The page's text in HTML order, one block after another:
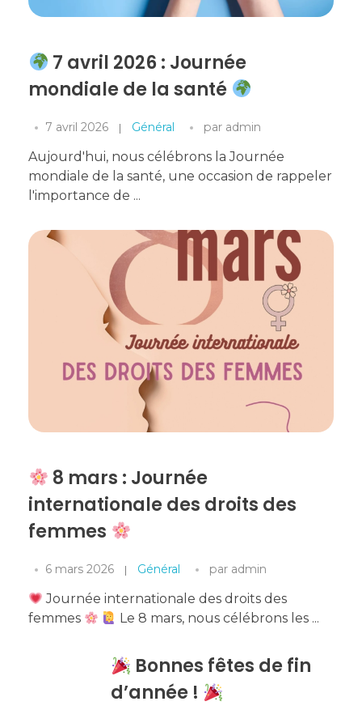
7 avril 2026 : Journée
mondiale de la santé
7 avril 2026 Général par admin
Aujourd'hui, nous célébrons la Journée
mondiale de la santé, une occasion de rappeler
l'importance de ...
8 mars : Journée
internationale des droits des
femmes
6 mars 2026 Général par admin
Journée internationale des droits des
femmes
Le 8 mars, nous célébrons les ...
Bonnes fêtes de fin
d’année !